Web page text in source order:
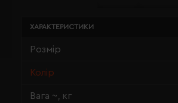
ХАРАКТЕРИСТИКИ
Розмір
Колір
Вага ~, кг